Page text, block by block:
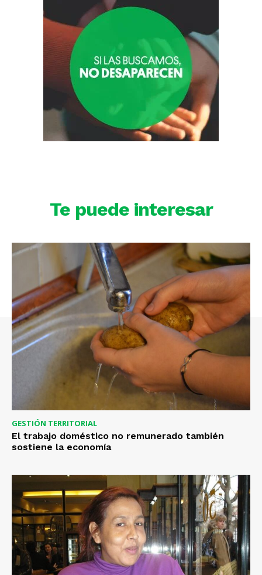
Te puede interesar
GESTIÓN TERRITORIAL
El trabajo doméstico no remunerado también
sostiene la economía